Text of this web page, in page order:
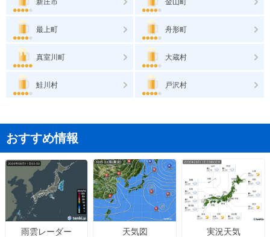
最上町 舟形町
真室川町 大蔵村
鮭川村 戸沢村
おすすめ情報
雨雲レーダー 天気図 実況天気